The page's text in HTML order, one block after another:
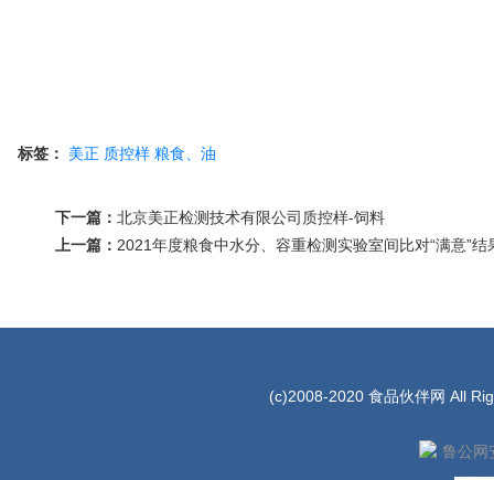
标签： 美正 质控样 粮食、油
下一篇： 北京美正检测技术有限公司质控样-饲料
上一篇： 2021年度粮食中水分、容重检测实验室间比对“满意”结
(c)2008-2020 食品伙伴网 All
鲁公网